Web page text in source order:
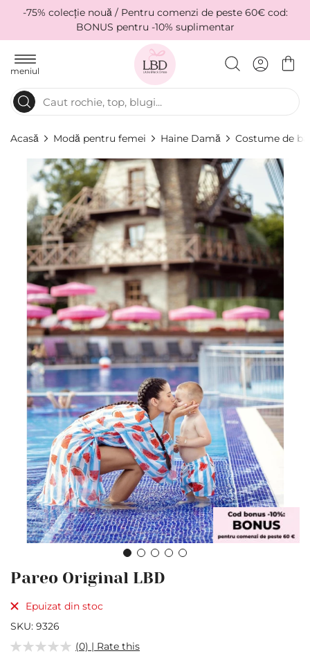
-75% colecție nouă / Pentru comenzi de peste 60€ cod:
BONUS pentru -10% suplimentar
meniul
Acasă Modă pentru femei Haine Damă Costume de
end
images
gallery
to
beginning
of
the
images
Pareo Original LBD
Epuizat din stoc
SKU 9326
(0) | Rate this